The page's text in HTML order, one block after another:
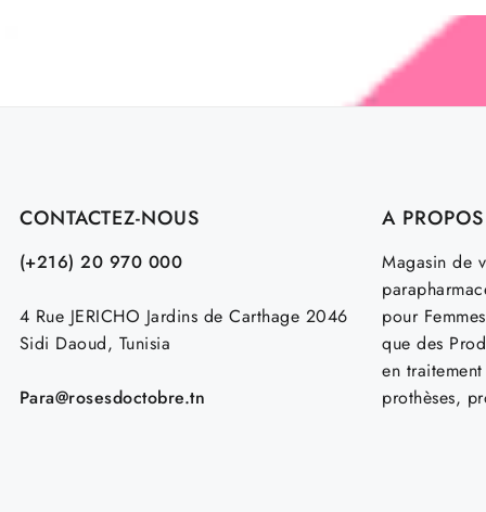
CONTACTEZ-NOUS
(+216) 20 970 000
4 Rue JERICHO Jardins de Carthage 2046
Sidi Daoud, Tunisia
Para@rosesdoctobre.tn
A PROPOS
Magasin de
pour
que des
en
prothèses,